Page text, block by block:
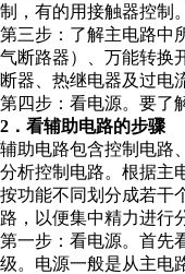
制，有的用接触器控制。
第三步：了解主电路中
气断路器）、万能转换
断器、热继电器及过电
第四步：看电源。要了
2．看辅助电路的步骤
辅助电路包含控制电路
分析控制电路。根据主
按功能不同划分成若干
路，以便集中精力进行
第一步：看电源。首先
级。电源一般是从主电